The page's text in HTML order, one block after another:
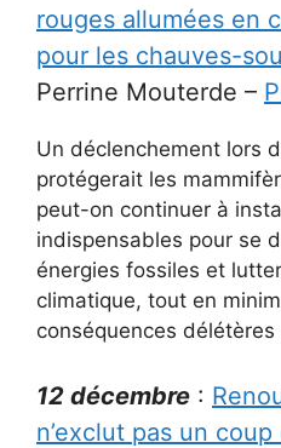
rouges allumées en
pour les chauves-
Perrine Mouterde –
Un déclenchement lors
protégerait les
peut-on continuer à
indispensables pour se
énergies fossiles et
climatique, tout en
conséquences
12 décembre :
n’exclut pas un